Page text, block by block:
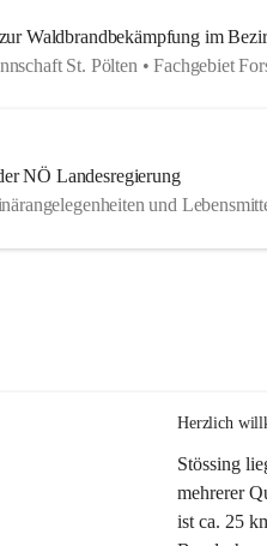
Waldbrandbekämpfung im
St. Pölten • Fachgebiet
NÖ Landesregierung
und
Herzlich
Stössing
mehrerer
ist ca. 25